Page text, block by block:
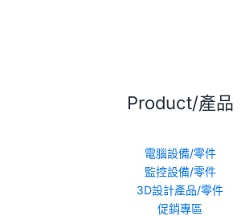
Product/產品
電腦設備/零件
監控設備/零件
3D設計產品/零件
促銷專區